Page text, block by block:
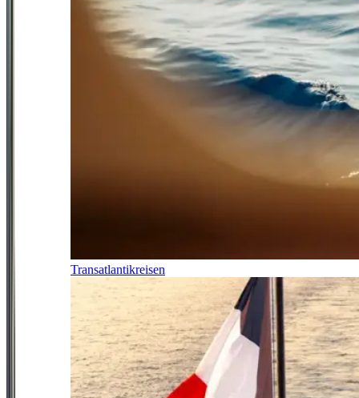
Transatlantikreisen